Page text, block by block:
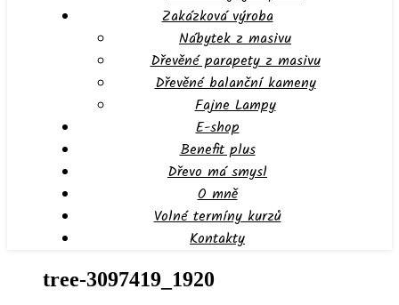
Zakázková výroba
Nábytek z masivu
Dřevěné parapety z masivu
Dřevěné balanční kameny
Fajne Lampy
E-shop
Benefit plus
Dřevo má smysl
O mně
Volné termíny kurzů
Kontakty
tree-3097419_1920